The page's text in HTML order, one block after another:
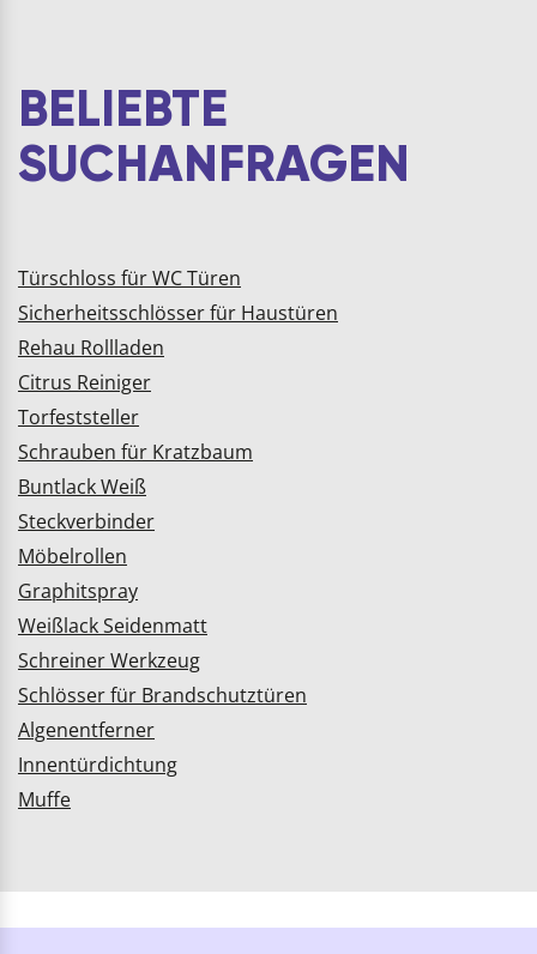
"Various"SPEZIFIKATION:
Type: 442130741 |
Durchmesser:…
BELIEBTE
SUCHANFRAGEN
Türschloss für WC Türen
Sicherheitsschlösser für Haustüren
Rehau Rollladen
Citrus Reiniger
Torfeststeller
Schrauben für Kratzbaum
Buntlack Weiß
Steckverbinder
Möbelrollen
Graphitspray
Weißlack Seidenmatt
Schreiner Werkzeug
Schlösser für Brandschutztüren
Algenentferner
Innentürdichtung
Muffe